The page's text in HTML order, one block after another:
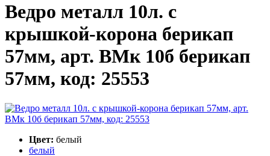
Ведро металл 10л. с
крышкой-корона берикап
57мм, арт. ВМк 10б берикап
57мм, код: 25553
Цвет: белый
белый